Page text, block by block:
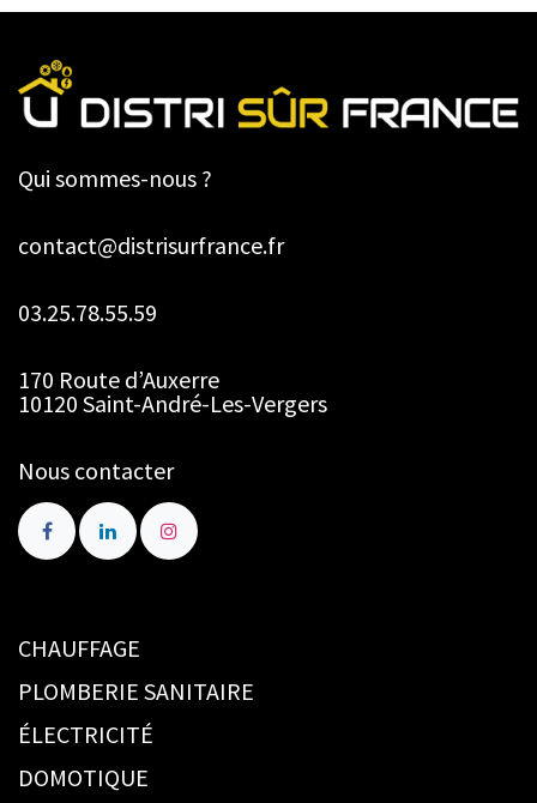
Qui sommes-nous ?
contact@distrisurfrance.fr
03.25.78.55.59
170 Route d’Auxerre
10120 Saint-André-Les-Vergers
Nous contacter
CHAUFFAGE
PLOMBERIE SANITAIRE
ÉLECTRICITÉ
DOMOTIQUE